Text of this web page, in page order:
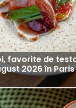
favorite de
2026 în Paris